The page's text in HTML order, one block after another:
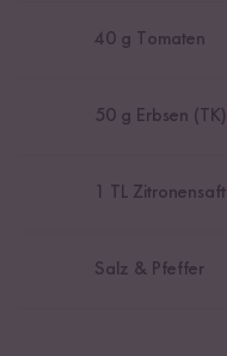
40 g Tomaten
50 g Erbsen (TK)
1 TL Zitronensaft
Salz & Pfeffer